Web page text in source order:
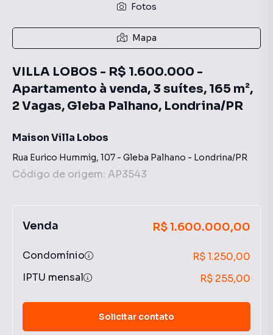
Fotos
Mapa
VILLA LOBOS - R$ 1.600.000 -
Apartamento à venda, 3 suítes, 165 m²,
2 Vagas, Gleba Palhano, Londrina/PR
Maison Villa Lobos
Rua Eurico Hummig, 107 - Gleba Palhano - Londrina/PR
Código de origem: AP3543
Venda R$ 1.600.000,00
Condomínio
R$ 1.250,00
IPTU mensal
R$ 255,00
Solicitar contato